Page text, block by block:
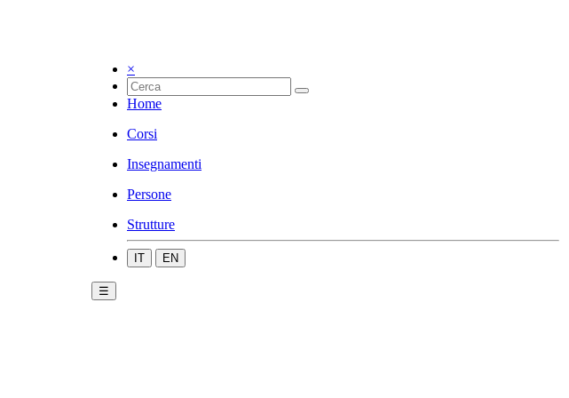
×
Home
Corsi
Insegnamenti
Persone
Strutture
IT EN
☰